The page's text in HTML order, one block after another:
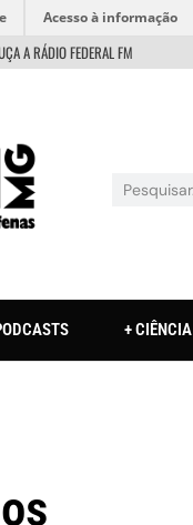
Acesso à informação
A RÁDIO FEDERAL FM
+ CIÊNCIA